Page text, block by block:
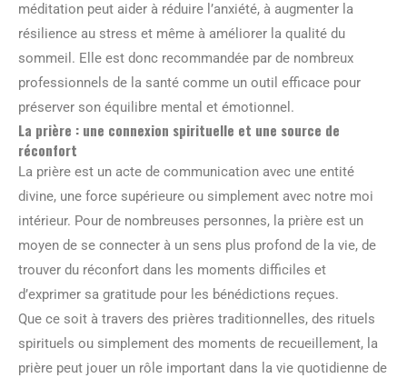
méditation peut aider à réduire l’anxiété, à augmenter la
résilience au stress et même à améliorer la qualité du
sommeil. Elle est donc recommandée par de nombreux
professionnels de la santé comme un outil efficace pour
préserver son équilibre mental et émotionnel.
La prière : une connexion spirituelle et une source de
réconfort
La prière est un acte de communication avec une entité
divine, une force supérieure ou simplement avec notre moi
intérieur. Pour de nombreuses personnes, la prière est un
moyen de se connecter à un sens plus profond de la vie, de
trouver du réconfort dans les moments difficiles et
d’exprimer sa gratitude pour les bénédictions reçues.
Que ce soit à travers des prières traditionnelles, des rituels
spirituels ou simplement des moments de recueillement, la
prière peut jouer un rôle important dans la vie quotidienne de